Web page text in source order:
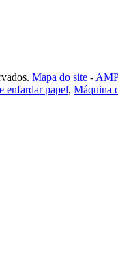
Mapa do site -
enfardar papel, Máquina